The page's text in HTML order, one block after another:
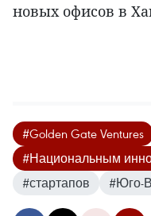
новых офисов в
#Golden Gate Ventures
#Национальным
#стартапов
#Юго-